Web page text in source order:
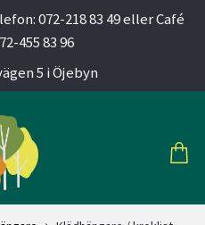
072-218 83 49 eller Café
455 83 96
5 i Öjebyn